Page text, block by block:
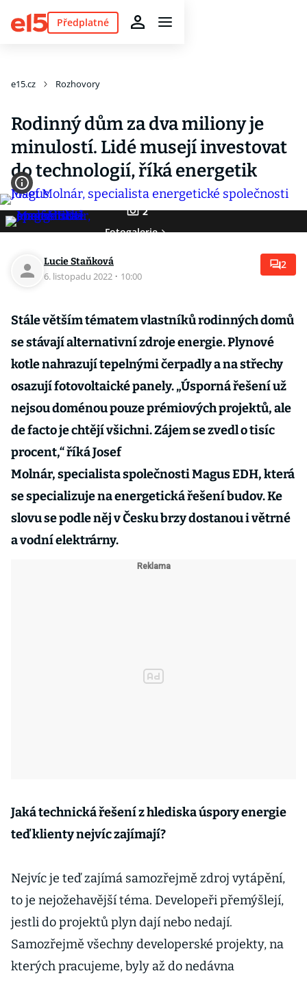
Předplatné
e15.cz Rozhovory
Rodinný dům za dva miliony je
minulostí. Lidé musejí investovat
do technologií, říká energetik
2
Fotogalerie
Lucie Staňková
6. listopadu 2022 · 10:00
2
Stále větším tématem vlastníků rodinných domů
se stávají alternativní zdroje energie. Plynové
kotle nahrazují tepelnými čerpadly a na střechy
osazují fotovoltaické panely. „Úsporná řešení už
nejsou doménou pouze prémiových projektů, ale
de facto je chtějí všichni. Zájem se zvedl o tisíc
procent,“ říká Josef
Molnár, specialista společnosti Magus EDH, která
se specializuje na energetická řešení budov. Ke
slovu se podle něj v Česku brzy dostanou i větrné
a vodní elektrárny.
Jaká technická řešení z hlediska úspory energie
teď klienty nejvíc zajímají?
Nejvíc je teď zajímá samozřejmě zdroj vytápění,
to je nejožehavější téma. Developeři přemýšlejí,
jestli do projektů plyn dají nebo nedají.
Samozřejmě všechny developerské projekty, na
kterých pracujeme, byly až do nedávna